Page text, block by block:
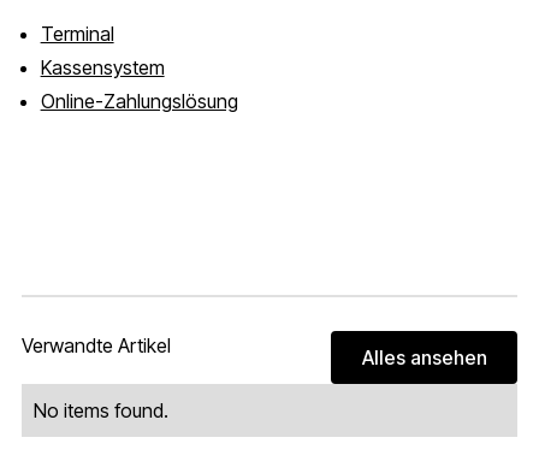
Terminal
Kassensystem
Online-Zahlungslösung
Verwandte Artikel
Alles
Alles ansehen
No items found.